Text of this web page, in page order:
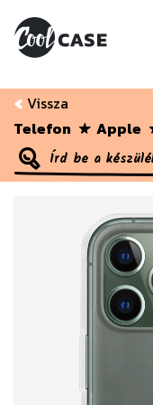
Vissza
Telefon
Apple